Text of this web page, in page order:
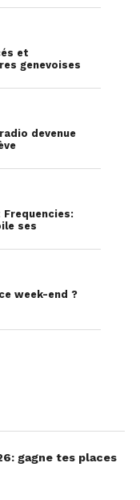
et
genevoises
devenue
Frequencies:
ses
week-end ?
gagne tes places